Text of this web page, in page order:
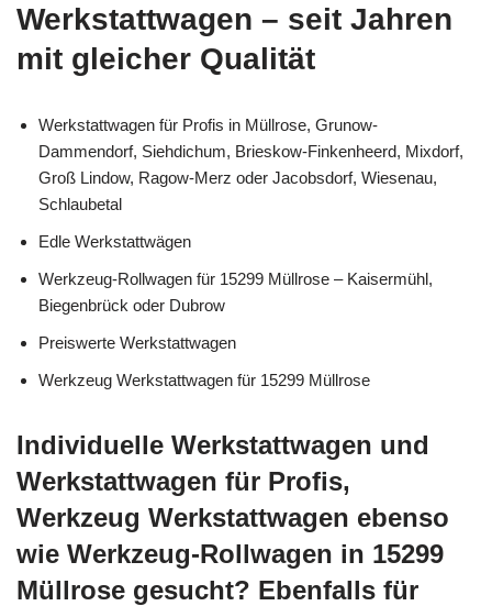
Werkstattwagen – seit Jahren
mit gleicher Qualität
Werkstattwagen für Profis in Müllrose, Grunow-
Dammendorf, Siehdichum, Brieskow-Finkenheerd, Mixdorf,
Groß Lindow, Ragow-Merz oder Jacobsdorf, Wiesenau,
Schlaubetal
Edle Werkstattwägen
Werkzeug-Rollwagen für 15299 Müllrose – Kaisermühl,
Biegenbrück oder Dubrow
Preiswerte Werkstattwagen
Werkzeug Werkstattwagen für 15299 Müllrose
Individuelle Werkstattwagen und
Werkstattwagen für Profis,
Werkzeug Werkstattwagen ebenso
wie Werkzeug-Rollwagen in 15299
Müllrose gesucht? Ebenfalls für